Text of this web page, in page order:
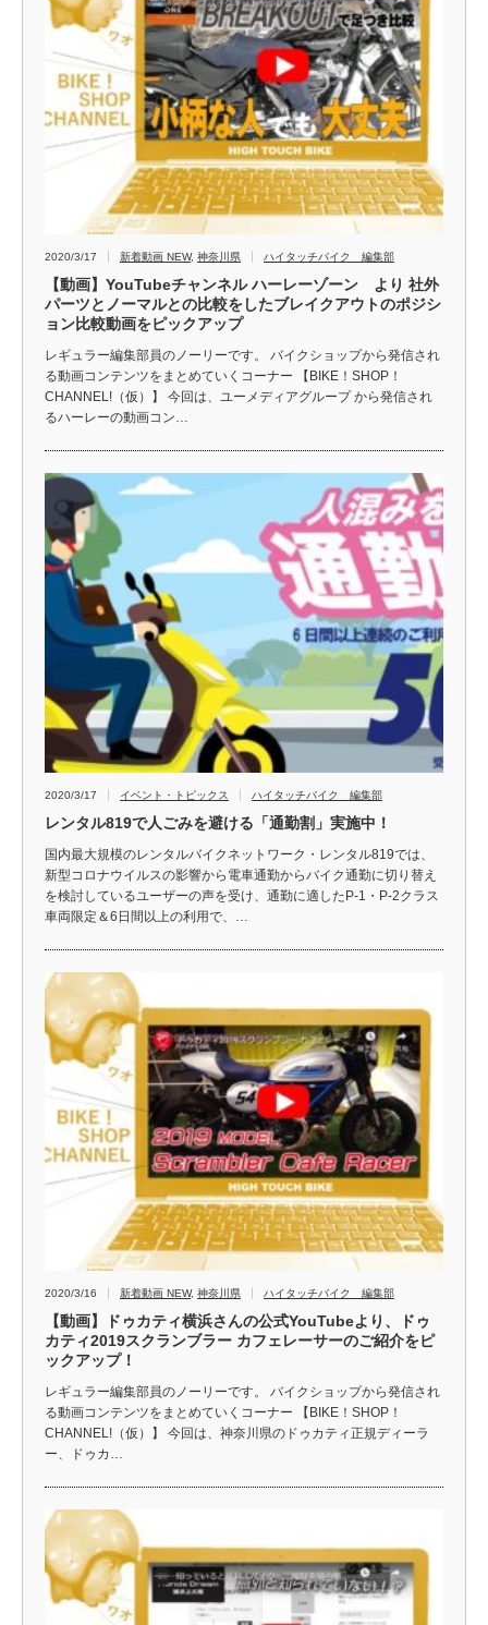
2020/3/17 新着動画 NEW, 神奈川県 ハイタッチバイク 編集部
【動画】YouTubeチャンネル ハーレーゾーン より 社外
パーツとノーマルとの比較をしたブレイクアウトのポジシ
ョン比較動画をピックアップ
レギュラー編集部員のノーリーです。 バイクショップから発信され
る動画コンテンツをまとめていくコーナー 【BIKE！SHOP！
CHANNEL!（仮）】 今回は、ユーメディアグループ から発信され
るハーレーの動画コン…
2020/3/17 イベント・トピックス ハイタッチバイク 編集部
レンタル819で人ごみを避ける「通勤割」実施中！
国内最大規模のレンタルバイクネットワーク・レンタル819では、
新型コロナウイルスの影響から電車通勤からバイク通勤に切り替え
を検討しているユーザーの声を受け、通勤に適したP-1・P-2クラス
車両限定＆6日間以上の利用で、…
2020/3/16 新着動画 NEW, 神奈川県 ハイタッチバイク 編集部
【動画】ドゥカティ横浜さんの公式YouTubeより、ドゥ
カティ2019スクランブラー カフェレーサーのご紹介をピ
ックアップ！
レギュラー編集部員のノーリーです。 バイクショップから発信され
る動画コンテンツをまとめていくコーナー 【BIKE！SHOP！
CHANNEL!（仮）】 今回は、神奈川県のドゥカティ正規ディーラ
ー、ドゥカ…